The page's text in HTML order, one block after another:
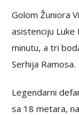
Golom Žuniora
asistenciju Luke
minutu, a tri
Serhija Ramosa.
Legendarni
sa 18 metara,